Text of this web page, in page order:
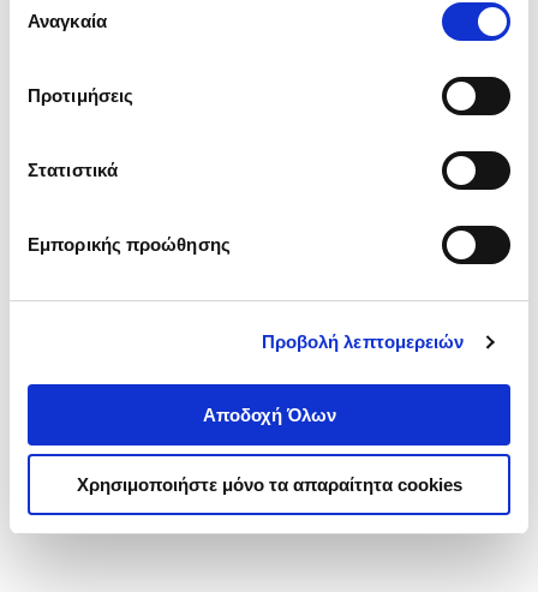
ενδιαφέρουν και να επιλέξετε από τα παρακάτω με την
΄΄και να ενημερωθείτε σχετικά με
συγκατάθεσης
Αναγκαία
Προτιμήσεις
Στατιστικά
Εμπορικής προώθησης
Προβολή λεπτομερειών
Αποδοχή Όλων
Χρησιμοποιήστε μόνο τα απαραίτητα cookies